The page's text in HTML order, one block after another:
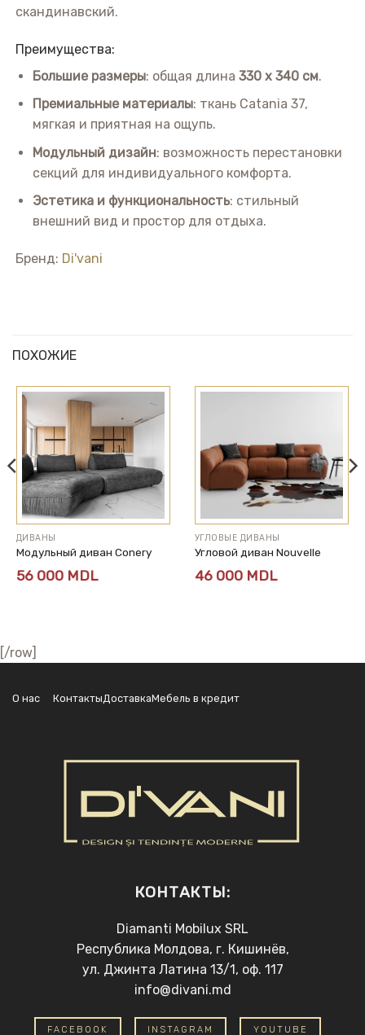
скандинавский.
Преимущества:
Большие размеры: общая длина 330 x 340 см.
Премиальные материалы: ткань Catania 37,
мягкая и приятная на ощупь.
Модульный дизайн: возможность перестановки
секций для индивидуального комфорта.
Эстетика и функциональность: стильный
внешний вид и простор для отдыха.
Бренд: Di'vani
ПОХОЖИЕ
ДИВАНЫ
Модульный диван Conery
56 000 MDL
УГЛОВЫЕ ДИВАНЫ
Угловой диван Nouvelle
46 000 MDL
[/row]
О нас Контакты ДоставкаМебель в кредит
КОНТАКТЫ:
Diamanti Mobilux SRL
Республика Молдова, г. Кишинёв,
ул. Джинта Латина 13/1, оф. 117
info@divani.md
FACEBOOK INSTAGRAM YOUTUBE